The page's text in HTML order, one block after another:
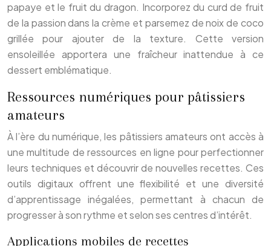
papaye et le fruit du dragon. Incorporez du curd de fruit
de la passion dans la crème et parsemez de noix de coco
grillée pour ajouter de la texture. Cette version
ensoleillée apportera une fraîcheur inattendue à ce
dessert emblématique.
Ressources numériques pour pâtissiers
amateurs
À l’ère du numérique, les pâtissiers amateurs ont accès à
une multitude de ressources en ligne pour perfectionner
leurs techniques et découvrir de nouvelles recettes. Ces
outils digitaux offrent une flexibilité et une diversité
d’apprentissage inégalées, permettant à chacun de
progresser à son rythme et selon ses centres d’intérêt.
Applications mobiles de recettes